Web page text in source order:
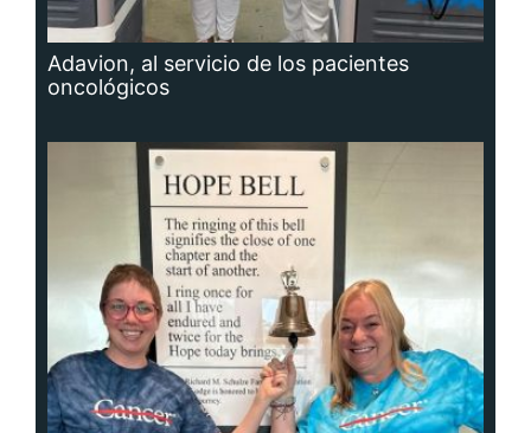
Adavion, al servicio de los pacientes
oncológicos